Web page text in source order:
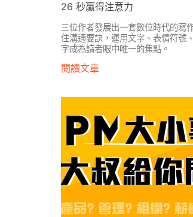
26 秒贏得注意力
三位作者發展出一套數位時代的寫
住溝通要訣，運用文字、表情符號
字成為讀者眼中唯一的焦點。
閱讀文章